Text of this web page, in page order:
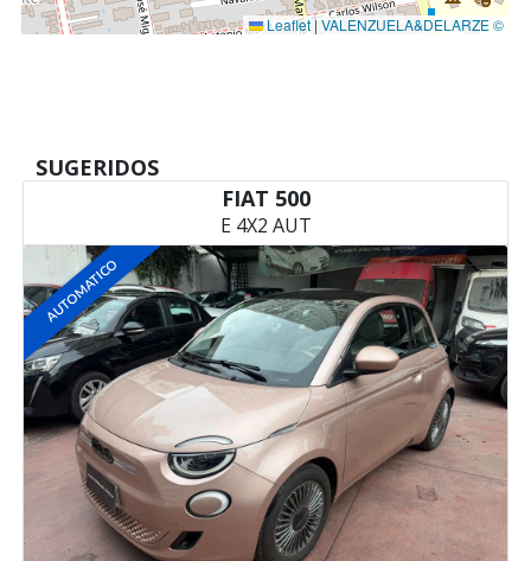
Leaflet| VALENZUELA&DELARZE ©
SUGERIDOS
FIAT 500
E 4X2 AUT
AUTOMATICO